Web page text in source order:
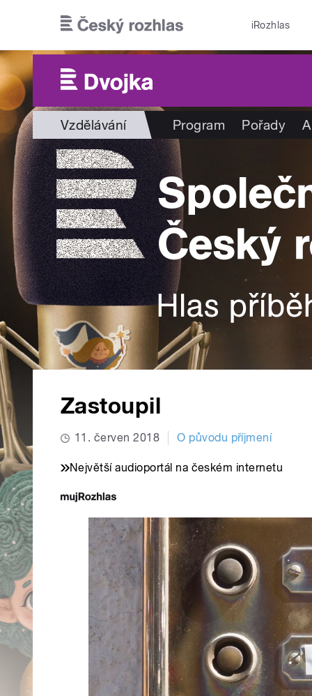
iRozhlas
Vzdělávání Program Pořady
Zastoupil
11. červen 2018 O původu příjmení
Největší audioportál na českém internetu